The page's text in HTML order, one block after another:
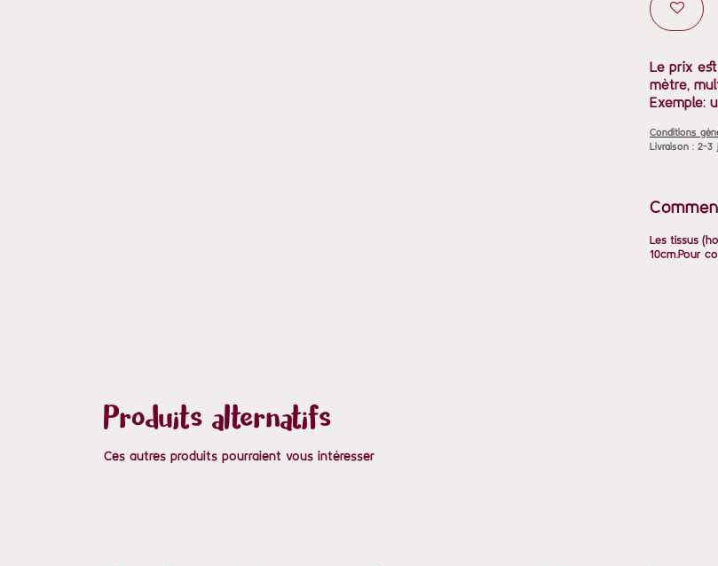
Le prix
mètre,
Exemple:
Conditions
Livraison : 2-3
Les tissus
10cm.Pour
Produits alternatifs
Ces autres produits pourraient vous intéresser